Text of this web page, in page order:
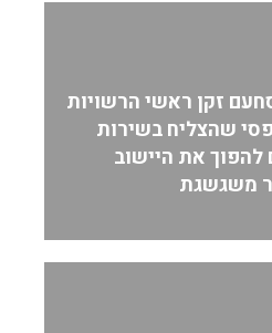
זקן ראשי הרשויות
שהצליח בשירות
להפוך את היישוב
משגשגת